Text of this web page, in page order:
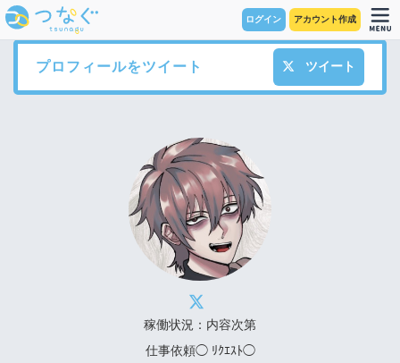
ログイン アカウント作成
プロフィールをツイート ツイート
稼働状況：内容次第
仕事依頼◯ ﾘｸｴｽﾄ◯